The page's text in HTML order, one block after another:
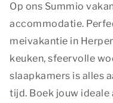
Op ons Summio
accommodatie.
meivakantie in
keuken, sfeervolle
slaapkamers is alles
tijd. Boek jouw